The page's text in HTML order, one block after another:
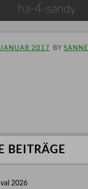
ha-4-sandy
2017 BY SANNE
BEITRÄGE
2026